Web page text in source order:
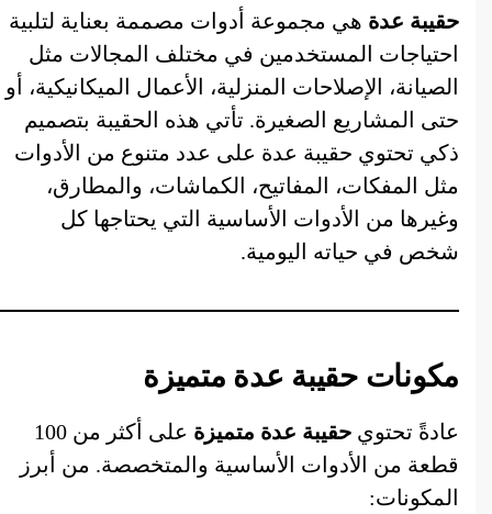
حقيبة عدة هي مجموعة أدوات مصممة بعناية لتلبية
احتياجات المستخدمين في مختلف المجالات مثل
الصيانة، الإصلاحات المنزلية، الأعمال الميكانيكية، أو
حتى المشاريع الصغيرة. تأتي هذه الحقيبة بتصميم
ذكي تحتوي حقيبة عدة على عدد متنوع من الأدوات
مثل المفكات، المفاتيح، الكماشات، والمطارق،
وغيرها من الأدوات الأساسية التي يحتاجها كل
شخص في حياته اليومية.
مكونات حقيبة عدة متميزة
عادةً تحتوي حقيبة عدة متميزة
على أكثر من 100
قطعة من الأدوات الأساسية والمتخصصة. من أبرز
المكونات: